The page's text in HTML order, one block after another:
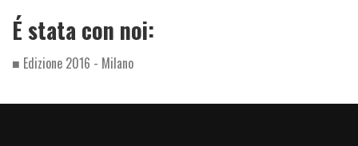
É stata con noi:
■ Edizione 2016 - Milano